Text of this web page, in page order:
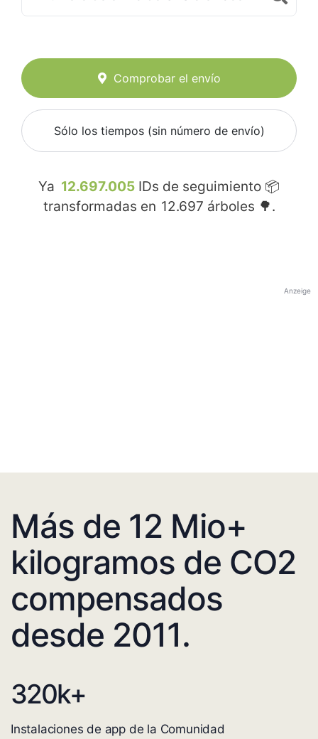
Comprobar el envío
Sólo los tiempos (sin número de envío)
Ya 12.697.005 IDs de seguimiento 📦
transformadas en 12.697 árboles 🌳.
Anzeige
Más de 12 Mio+
kilogramos de CO2
compensados
desde 2011.
320k+
Instalaciones de app de la Comunidad